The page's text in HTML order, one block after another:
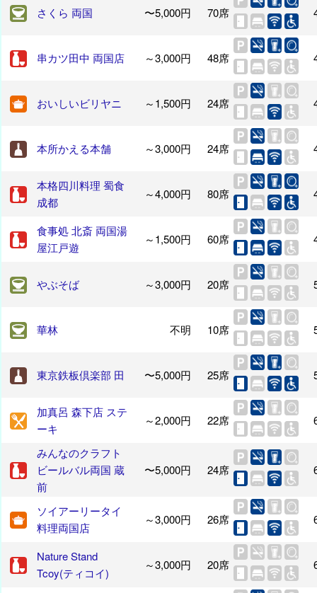
さくら 両国 〜5,000円 70席
串カツ田中 両国店 ～3,000円 48席
おいしいビリヤニ ～1,500円 24席
本所かえる本舗 ～3,000円 24席
本格四川料理 蜀食
成都
～4,000円 80席
食事処 北斎 両国湯
屋江戸遊
～1,500円 60席
やぶそば ～3,000円 20席
華林 不明 10席
東京鉄板倶楽部 田 〜5,000円 25席
加真呂 森下店 ステ
ーキ
～2,000円 22席
みんなのクラフト
ビールバル両国 蔵
前
〜5,000円 24席
ソイアーリータイ
料理両国店
～3,000円 26席
Nature Stand
Tcoy(ティコイ)
～3,000円 20席